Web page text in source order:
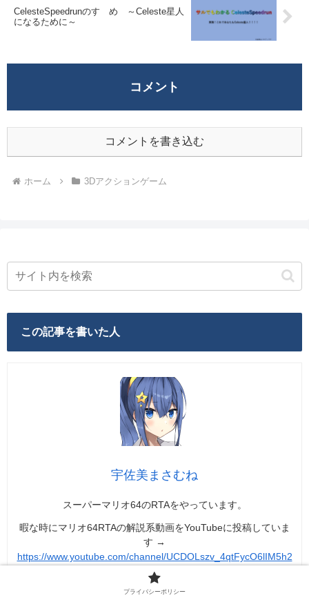
CelesteSpeedrunのすゝめ ～Celeste星人
になるために～
コメント
コメントを書き込む
ホーム 3Dアクションゲーム
この記事を書いた人
宇佐美まさむね
スーパーマリオ64のRTAをやっています。
暇な時にマリオ64RTAの解説系動画をYouTubeに投稿していま
す →
https://www.youtube.com/channel/UCDOLszv_4qtFycO6lIM5h2
マリオ64RTAの情報サイトはこちら →https://www.sm64rta.info/
プライバシーポリシー